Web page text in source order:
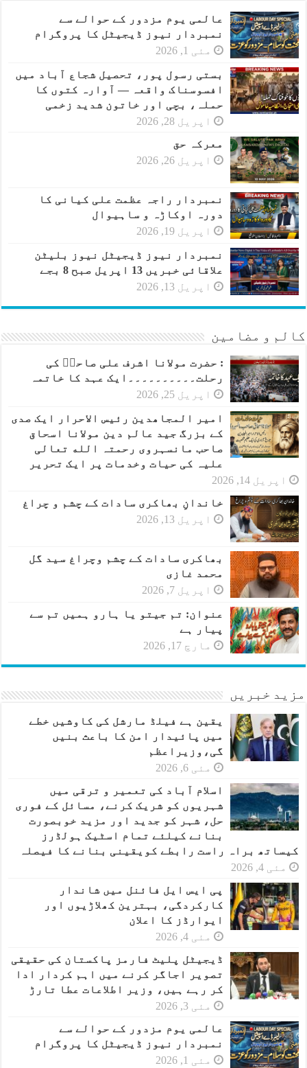
عالمی یوم مزدور کے حوالے سے
نمبردار نیوز ڈیجیٹل کا پروگرام
مئی 1, 2026
بستی رسول پور، تحصیل شجاع آباد میں
افسوسناک واقعہ — آوارہ کتوں کا
حملہ، بچی اور خاتون شدید زخمی
اپریل 28, 2026
معرکہ حق
اپریل 26, 2026
نمبردار راجہ عظمت علی کیانی کا
دورہ اوکاڑہ و ساہیوال
اپریل 19, 2026
نمبردار نیوز ڈیجیٹل نیوز بلیٹن
علاقائی خبریں 13 اپریل صبح 8 بجے
اپریل 13, 2026
کالم و مضامین
: حضرت مولانا اشرف علی صاحبؒ کی
رحلت۔۔۔۔۔۔۔۔۔۔ایک عہد کا خاتمہ
اپریل 25, 2026
امیر المجاھدین رئیس الاحرار ایک صدی
کے بزرگ جید عالم دین مولانا اسحاق
صاحب مانسہروی رحمتہ الله تعالی
علیہ کی حیات وخدمات پر ایک تحریر
اپریل 14, 2026
خاندانِ بھاکری سادات کے چشم و چراغ
اپریل 13, 2026
بھاکری سادات کے چشم وچراغ سید گل
محمد غازی
اپریل 7, 2026
عنوان: تم جیتو یا ہارو ہمیں تم سے
پیار ہے
مارچ 17, 2026
مزید خبریں
یقین ہے فیلڈ مارشل کی کاوشیں خطے
میں پائیدار امن کا باعث بنیں
گی،وزیراعظم
مئی 6, 2026
اسلام آباد کی تعمیر و ترقی میں
شہریوں کو شریک کرنے، مسائل کے فوری
حل، شہر کو جدید اور مزید خوبصورت
بنانے کیلئے تمام اسٹیک ہولڈرز
کیساتھ براہ راست رابطے کویقینی بنانے کا فیصلہ
مئی 4, 2026
پی ایس ایل فائنل میں شاندار
کارکردگی، بہترین کھلاڑیوں اور
ایوارڈز کا اعلان
مئی 4, 2026
ڈیجیٹل پلیٹ فارمز پاکستان کی حقیقی
تصویر اجاگر کرنے میں اہم کردار ادا
کر رہے ہیں، وزیر اطلاعات عطا تارڑ
مئی 3, 2026
عالمی یوم مزدور کے حوالے سے
نمبردار نیوز ڈیجیٹل کا پروگرام
مئی 1, 2026